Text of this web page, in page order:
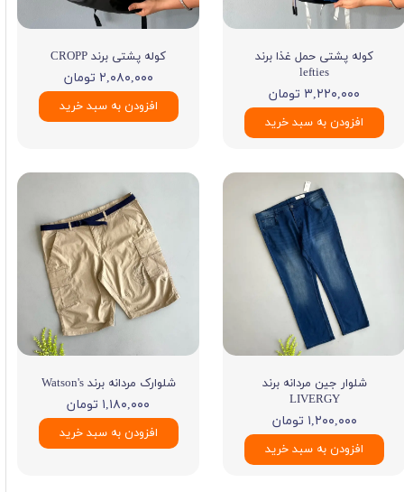
کوله پشتی حمل غذا برند
lefties
۳,۲۲۰,۰۰۰ تومان
افزودن به سبد خرید
کوله پشتی برند CROPP
۲,۰۸۰,۰۰۰ تومان
افزودن به سبد خرید
شلوار جین مردانه برند
LIVERGY
۱,۲۰۰,۰۰۰ تومان
افزودن به سبد خرید
شلوارک مردانه برند Watson's
۱,۱۸۰,۰۰۰ تومان
افزودن به سبد خرید